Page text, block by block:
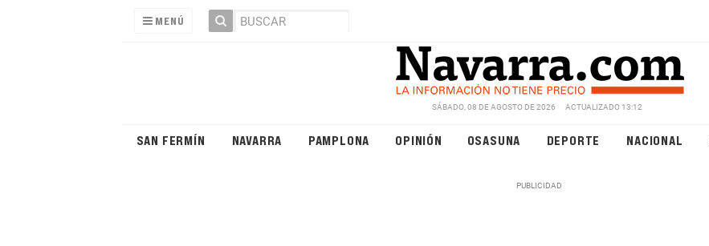
MENÚ
SÁBADO, 08 DE AGOSTO DE 2026 ACTUALIZADO 13:12
SAN FERMÍN NAVARRA PAMPLONA OPINIÓN OSASUNA DEPORTE NACIONAL